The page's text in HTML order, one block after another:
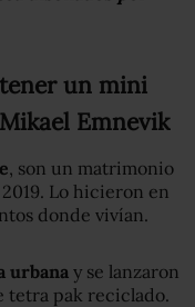
un mini
Emnevik
, son un matrimonio
Lo hicieron en
donde vivían.
urbana y se lanzaron
tetra pak reciclado.